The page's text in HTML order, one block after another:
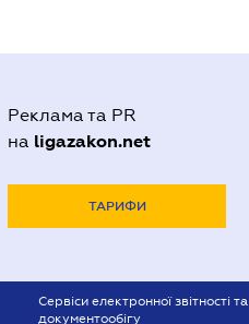
Реклама та PR
на ligazakon.net
ТАРИФИ
Сервіси електронної звітності та
документообігу